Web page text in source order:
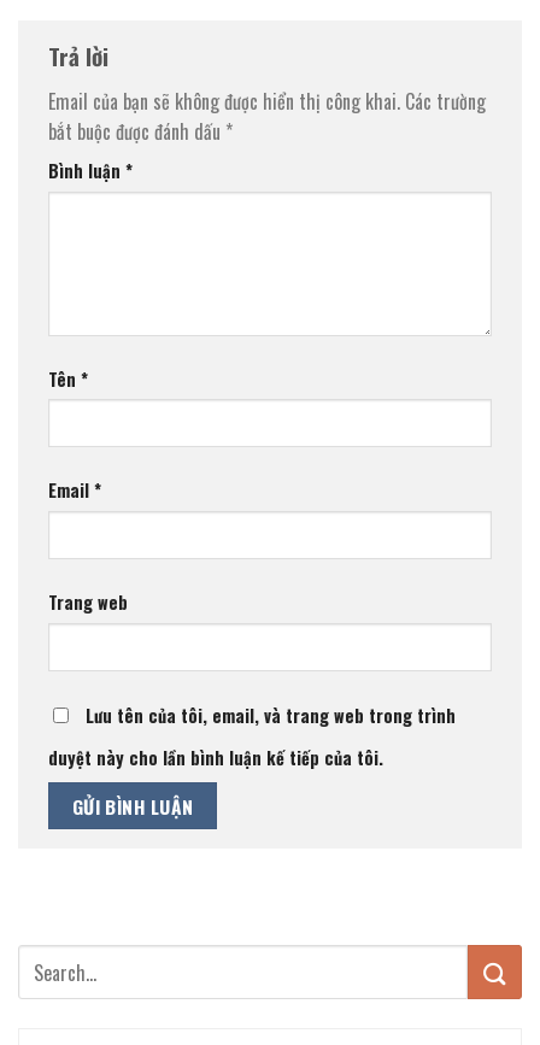
Trả lời
Email của bạn sẽ không được hiển thị công khai. Các trường
bắt buộc được đánh dấu *
Bình luận *
Tên *
Email*
Trang web
Lưu tên của tôi, email, và trang web trong trình
duyệt này cho lần bình luận kế tiếp của tôi.